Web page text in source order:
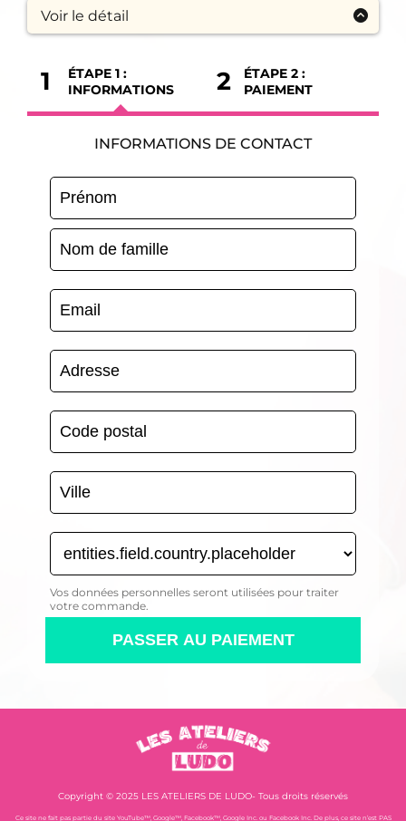
Voir le détail
1 ATELIER OFFERT:
LES 12 GRANDS CLASSIQUES:
- La Tarte Citron Meringuée
- La Forêt Noire
- Le Fraisier
- La Charlotte Poire Chocolat
- Le Flan Feuilleté Vanille
- L'Opéra
- Le Millefeuille Vanille
- Le Paris-Brest
- Le Saint-Honoré
- Le Royal
1
ÉTAPE 1 :
INFORMATIONS
2
ÉTAPE 2 :
PAIEMENT
INFORMATIONS DE CONTACT
Vos données personnelles seront utilisées pour traiter
votre commande.
PASSER AU PAIEMENT
Copyright © 2025 LES ATELIERS DE LUDO- Tous droits réservés
Ce site ne fait pas partie du site YouTube™, Google™, Facebook™, Google Inc. ou Facebook Inc. De plus, ce site n’est PAS